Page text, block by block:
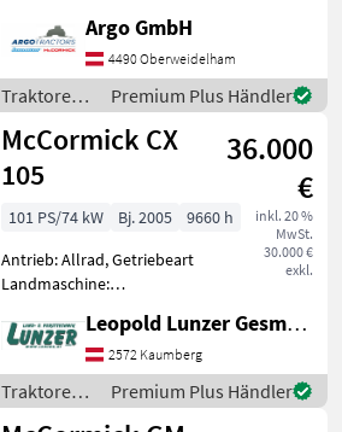
druckloser Rücklauf,
Powershuttle, AdBlue,
Außenbedienung
Heckhydraulik, Radio,
Fahrzeugpapiere
Argo GmbH
4490 Oberweidelham
Traktoren /
McCormick
Premium Plus Händler
McCormick CX
105
36.000
€
inkl. 20 %
MwSt.
30.000 €
exkl.
101 PS/74 kW Bj. 2005
9660 h
Antrieb: Allrad, Getriebeart
Landmaschine:
Höchstgeschwindigkeit in
km/h: 40 km/h,
Druckluftbremse,
Fronthydraulik,
Leopold Lunzer GesmbH
2572 Kaumberg
Traktoren /
McCormick
Premium Plus Händler